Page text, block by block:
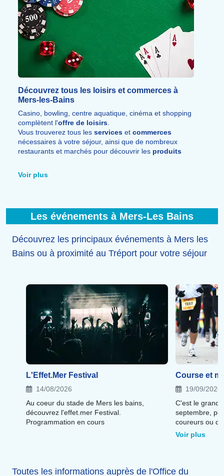
détour.
Découvrez tous les loisirs et commerces à
Mers-les-Bains
Casino, bowling, centre aquatique, cinéma et shopping
complètent l'offre de loisirs
Vous trouverez tous les services et commerces
nécessaires à votre séjour, ainsi que de nombreux
restaurants et marchés pour découvrir les produits
Voir plus
Les événements à Mers-Les Bains
Découvrez les principaux événements à Mers les
Bains ou à proximité au Tréport pour votre séjour
L'Effet.Mer Festival
14/08/2026
Au coeur du stade de Mers les bains,
découvrez l'effet.mer Festival.
Programmation en cours
Course et
19/09/2026
C'est le grand
septembre,
coureurs ou
ou à l'arrivée
c'est le grand
Voir plus
Toutes les informations auprès de l'Office du